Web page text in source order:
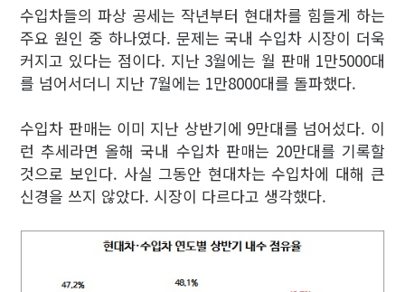
수입차들의 파상 공세는 작년부터 현대차를 힘들게 하는
주요 원인 중 하나였다. 문제는 국내 수입차 시장이 더욱
커지고 있다는 점이다. 지난 3월에는 월 판매 1만5000대
를 넘어서더니 지난 7월에는 1만8000대를 돌파했다.
수입차 판매는 이미 지난 상반기에 9만대를 넘어섰다. 이
런 추세라면 올해 국내 수입차 판매는 20만대를 기록할
것으로 보인다. 사실 그동안 현대차는 수입차에 대해 큰
신경을 쓰지 않았다. 시장이 다르다고 생각했다.